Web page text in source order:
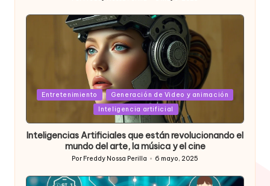
Publicado
Posted
Entretenimiento
Generación de Video y animación
Inteligencia artificial
Inteligencias Artificiales que están revolucionando el
mundo del arte, la música y el cine
Publicado
por
Por Freddy Nossa Perilla 6 mayo, 2025